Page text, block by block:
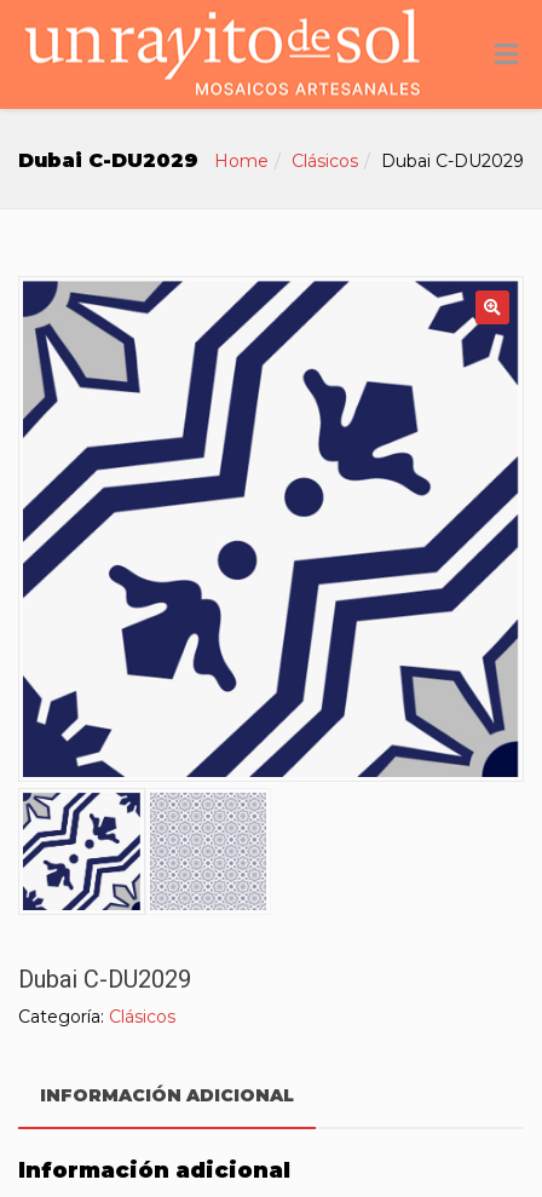
Dubai C-DU2029 Home Clásicos Dubai C-DU2029
Dubai C-DU2029
Categoría: Clásicos
INFORMACIÓN ADICIONAL
Información adicional